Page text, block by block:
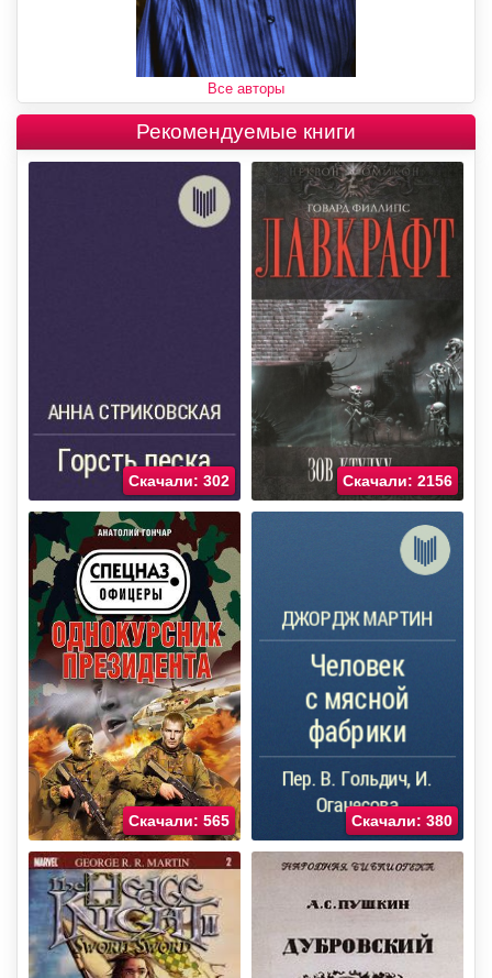
Все авторы
Рекомендуемые книги
Скачали: 302 Скачали: 2156
Скачали: 565 Скачали: 380